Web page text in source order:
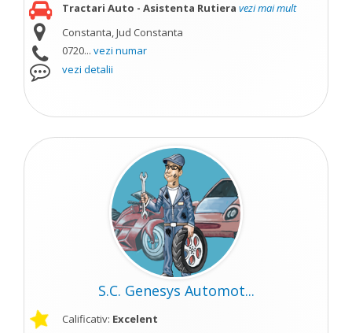
Tractari Auto - Asistenta Rutiera vezi mai mult
Constanta, Jud Constanta
0720... vezi numar
vezi detalii
S.C. Genesys Automot...
Calificativ: Excelent